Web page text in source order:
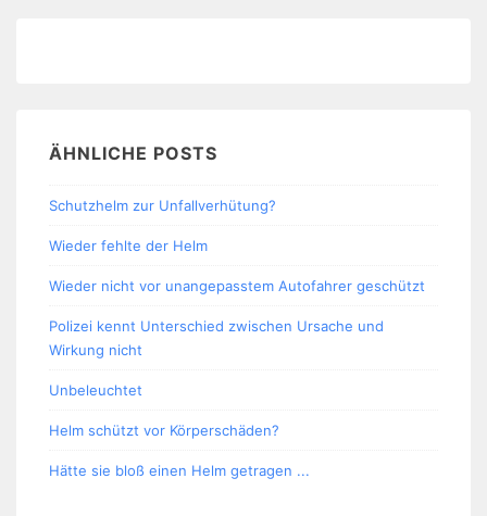
ÄHNLICHE POSTS
Schutzhelm zur Unfallverhütung?
Wieder fehlte der Helm
Wieder nicht vor unangepasstem Autofahrer geschützt
Polizei kennt Unterschied zwischen Ursache und
Wirkung nicht
Unbeleuchtet
Helm schützt vor Körperschäden?
Hätte sie bloß einen Helm getragen ...